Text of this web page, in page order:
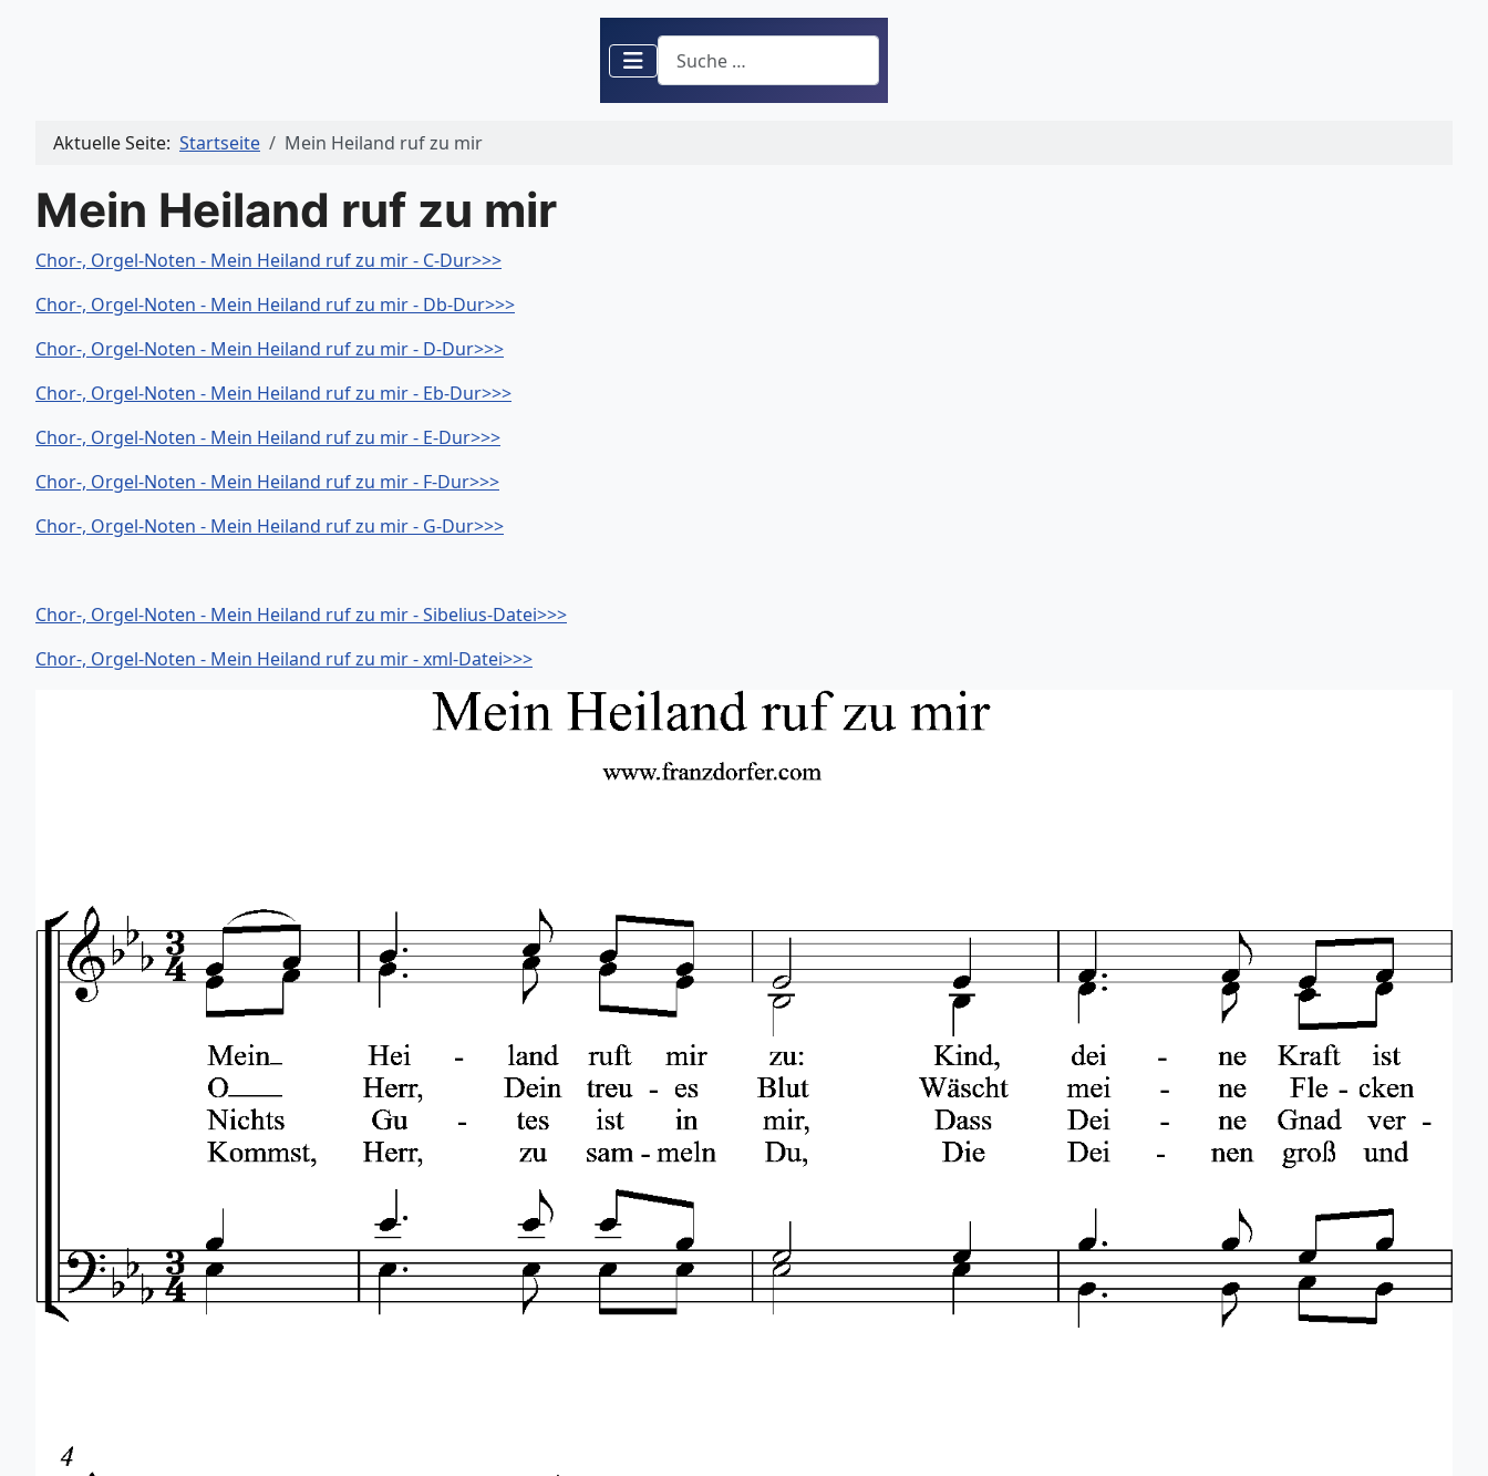
Suchen
Aktuelle Seite: Startseite Mein Heiland ruf zu mir
Mein Heiland ruf zu mir
Chor-, Orgel-Noten - Mein Heiland ruf zu mir - C-Dur>>>
Chor-, Orgel-Noten - Mein Heiland ruf zu mir - Db-Dur>>>
Chor-, Orgel-Noten - Mein Heiland ruf zu mir - D-Dur>>>
Chor-, Orgel-Noten - Mein Heiland ruf zu mir - Eb-Dur>>>
Chor-, Orgel-Noten - Mein Heiland ruf zu mir - E-Dur>>>
Chor-, Orgel-Noten - Mein Heiland ruf zu mir - F-Dur>>>
Chor-, Orgel-Noten - Mein Heiland ruf zu mir - G-Dur>>>
Chor-, Orgel-Noten - Mein Heiland ruf zu mir - Sibelius-Datei>>>
Chor-, Orgel-Noten - Mein Heiland ruf zu mir - xml-Datei>>>